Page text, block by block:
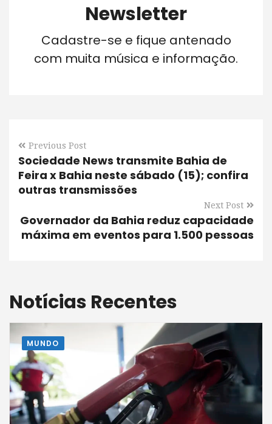
Newsletter
Cadastre-se e fique antenado
com muita música e informação.
Previous Post
Sociedade News transmite Bahia de
Feira x Bahia neste sábado (15); confira
outras transmissões
Next Post
Governador da Bahia reduz capacidade
máxima em eventos para 1.500 pessoas
Notícias Recentes
MUNDO